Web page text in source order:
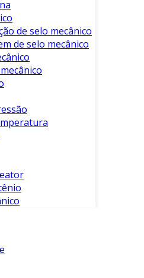
Acoplamento
amplamente
Algumas
garantindo
onde a precisão
carga.
Bipartido
de selo mecânico
de selo mecânico